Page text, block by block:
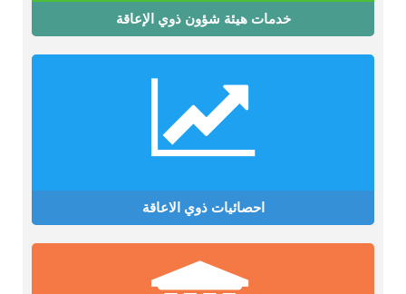
خدمات هيئة شؤون ذوي الإعاقة
احصائيات ذوي الاعاقة